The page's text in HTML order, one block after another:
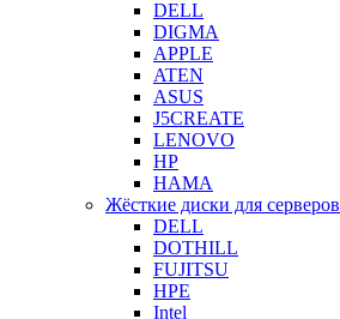
DELL
DIGMA
APPLE
ATEN
ASUS
J5CREATE
LENOVO
HP
HAMA
Жёсткие диски для серверов
DELL
DOTHILL
FUJITSU
HPE
Intel